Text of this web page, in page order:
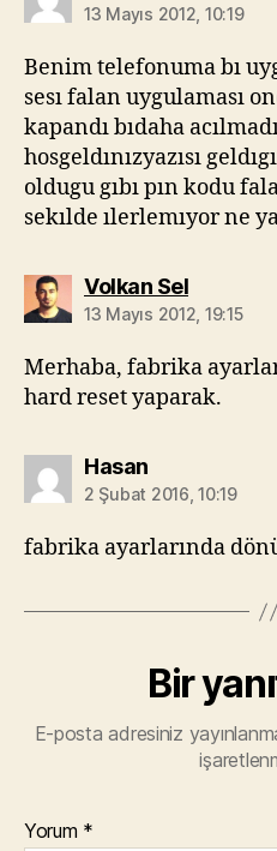
13 Mayıs 2012, 10:19
Benim telefonuma bı
sesı falan uygulaması
kapandı bıdaha
hosgeldınızyazısı
oldugu gıbı pın kodu
sekılde ılerlemıyor ne
Volkan Seldiyorki:
13 Mayıs 2012, 19:15
Merhaba, fabrika
hard reset yaparak.
Hasandiyorki:
2 Şubat 2016, 10:19
fabrika ayarlarında
Bir
E-posta adresiniz
Yorum *